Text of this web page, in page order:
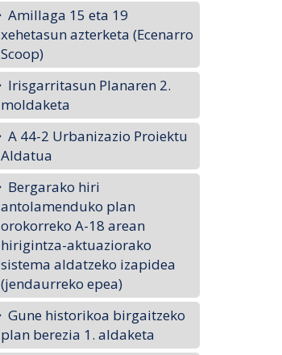
Amillaga 15 eta 19
xehetasun azterketa (Ecenarro
Scoop)
Irisgarritasun Planaren 2.
moldaketa
A 44-2 Urbanizazio Proiektu
Aldatua
Bergarako hiri
antolamenduko plan
orokorreko A-18 arean
hirigintza-aktuaziorako
sistema aldatzeko izapidea
(jendaurreko epea)
Gune historikoa birgaitzeko
plan berezia 1. aldaketa